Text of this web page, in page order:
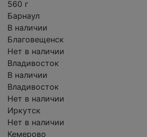
560 г
Барнаул
В наличии
Благовещенск
Нет в наличии
Владивосток
В наличии
Владивосток
Нет в наличии
Иркутск
Нет в наличии
Кемерово